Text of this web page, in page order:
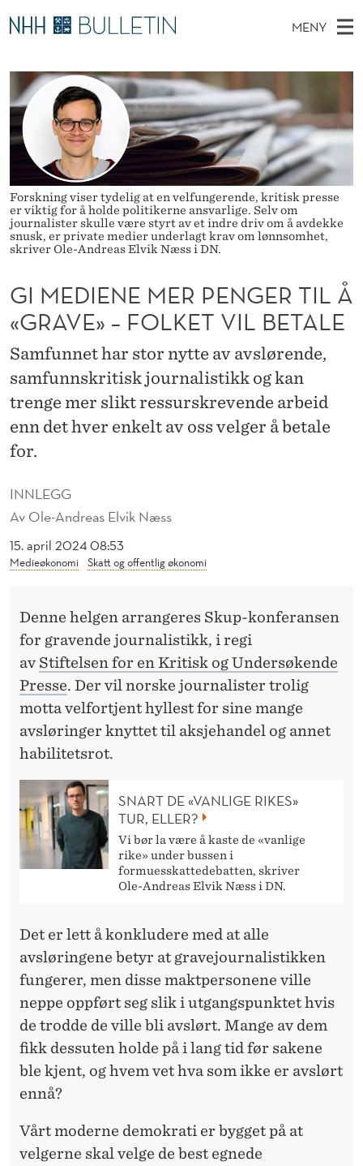
G
M
E
D
E
N
E
M
E
R
P
E
N
G
E
R
T
MENY
O
V
E
D
E
N
Y
Ø
N
E
T
T
D
E
T
Stipendiater og nye forskerprofiler
Disputaser
Ekspertutvalg
Om Bulletin
Forskning viser tydelig at en velfungerende, kritisk presse
er viktig for å holde politikerne ansvarlige. Selv om
journalister skulle være styrt av et indre driv om å avdekke
snusk, er private medier underlagt krav om lønnsomhet,
skriver Ole-Andreas Elvik Næss i DN.
INNLEGG
Av Ole-Andreas Elvik Næss
15. april 2024 08:53
Medieøkonomi Skatt og offentlig økonomi
GI MEDIENE MER PENGER TIL Å
«GRAVE» – FOLKET VIL BETALE
Samfunnet har stor nytte av avslørende,
samfunnskritisk journalistikk og kan
trenge mer slikt ressurskrevende arbeid
enn det hver enkelt av oss velger å betale
for.
Denne helgen arrangeres Skup-konferansen
for gravende journalistikk, i regi
av Stiftelsen for en Kritisk og Undersøkende
Presse. Der vil norske journalister trolig
motta velfortjent hyllest for sine mange
avsløringer knyttet til aksjehandel og annet
habilitetsrot.
SNART DE «VANLIGE RIKES»
TUR, ELLER?
Vi bør la være å kaste de «vanlige
rike» under bussen i
formuesskattedebatten, skriver
Ole-Andreas Elvik Næss i DN.
Det er lett å konkludere med at alle
avsløringene betyr at gravejournalistikken
fungerer, men disse maktpersonene ville
neppe oppført seg slik i utgangspunktet hvis
de trodde de ville bli avslørt. Mange av dem
fikk dessuten holde på i lang tid før sakene
ble kjent, og hvem vet hva som ikke er avslørt
ennå?
Vårt moderne demokrati er bygget på at
velgerne skal velge de best egnede